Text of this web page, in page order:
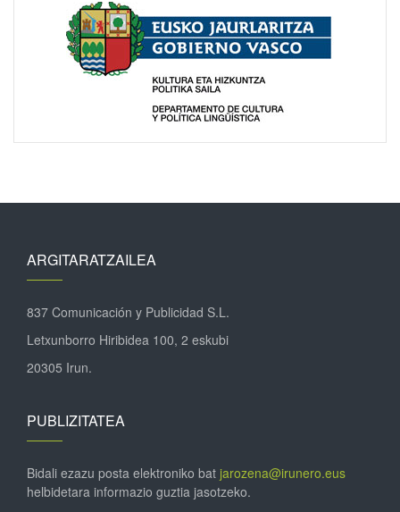
ARGITARATZAILEA
837 Comunicación y Publicidad S.L.
Letxunborro Hiribidea 100, 2 eskubi
20305 Irun.
PUBLIZITATEA
Bidali ezazu posta elektroniko bat jarozena@irunero.eus
helbidetara informazio guztia jasotzeko.